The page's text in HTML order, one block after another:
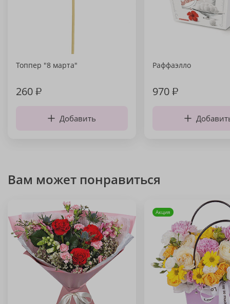
Топпер "8 марта"
260₽
Добавить
Раффаэлло
970₽
Вам может понравиться
Акция